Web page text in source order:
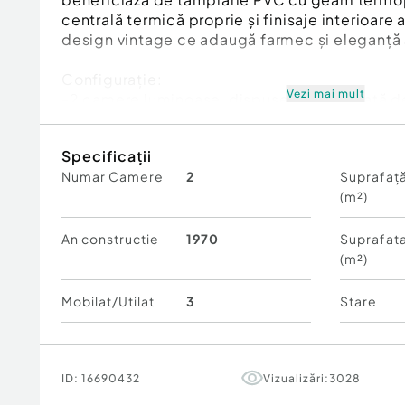
centrală termică proprie și finisaje interioare
design vintage ce adaugă farmec și eleganță
-2 camere luminoase, dispuse simetric față
- 2 intrări, inclusiv posibilitate de acces către
prelungirea casei
Exterior:
- Curte amenajată cu dale și arbuști
de relaxare sau un spațiu de primire clienți
- Porți acționate electric, oferind confort și
- Acces facil și vizibilitate bună, potrivită
care necesită un spațiu reprezentativ,
Vezi mai mult
Specificații
Numar Camere 2
(m²)
An constructie 1970
(m²)
Mobilat/Utilat 3 Stare
ID: 16690432 Vizualizări:3028